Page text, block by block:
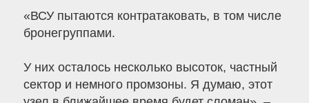
«ВСУ пытаются контратаковать, в том числе
бронегруппами.
У них осталось несколько высоток, частный
сектор и немного промзоны. Я думаю, этот